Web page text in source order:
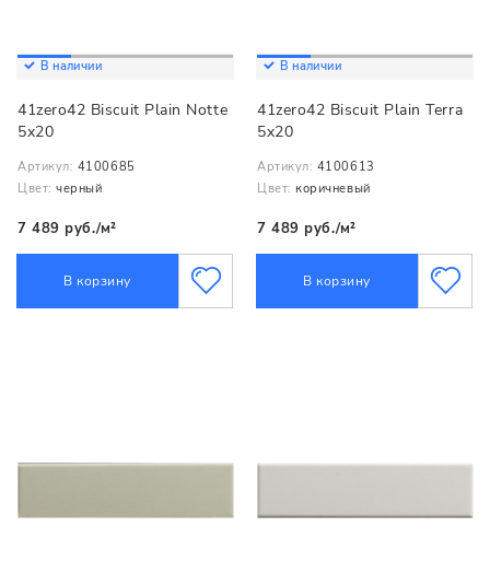
В наличии
41zero42 Biscuit Plain Notte
5x20
Артикул: 4100685
Цвет: черный
7 489 руб./м²
В корзину
В наличии
41zero42 Biscuit Plain Terra
5x20
Артикул: 4100613
Цвет: коричневый
7 489 руб./м²
В корзину